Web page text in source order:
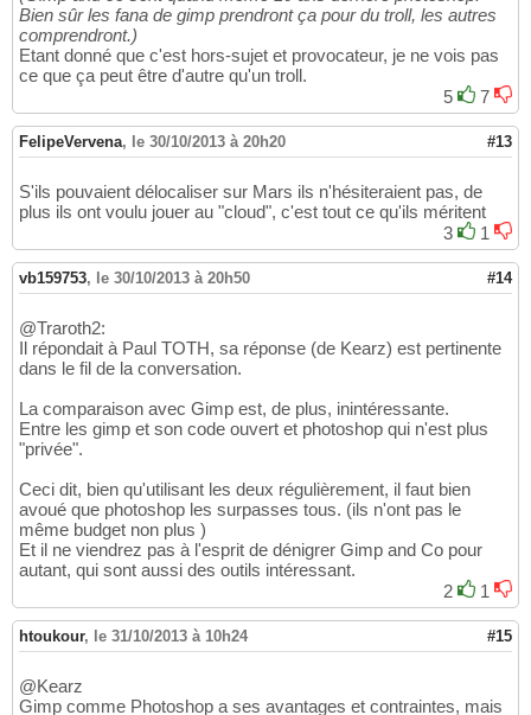
Bien sûr les fana de gimp prendront ça pour du troll, les autres
comprendront.)
Etant donné que c'est hors-sujet et provocateur, je ne vois pas
ce que ça peut être d'autre qu'un troll.
5
7
FelipeVervena, le 30/10/2013 à 20h20 #13
S'ils pouvaient délocaliser sur Mars ils n'hésiteraient pas, de
plus ils ont voulu jouer au "cloud", c'est tout ce qu'ils méritent
3
1
vb159753, le 30/10/2013 à 20h50 #14
@Traroth2:
Il répondait à Paul TOTH, sa réponse (de Kearz) est pertinente
dans le fil de la conversation.
La comparaison avec Gimp est, de plus, inintéressante.
Entre les gimp et son code ouvert et photoshop qui n'est plus
"privée".
Ceci dit, bien qu'utilisant les deux régulièrement, il faut bien
avoué que photoshop les surpasses tous. (ils n'ont pas le
même budget non plus )
Et il ne viendrez pas à l'esprit de dénigrer Gimp and Co pour
autant, qui sont aussi des outils intéressant.
2
1
htoukour, le 31/10/2013 à 10h24 #15
@Kearz
Gimp comme Photoshop a ses avantages et contraintes, mais